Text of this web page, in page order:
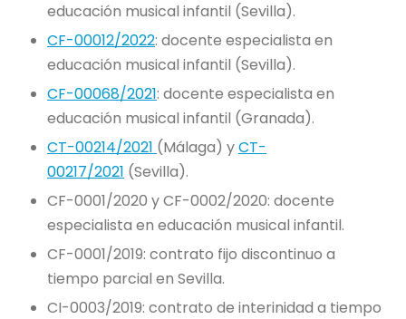
educación musical infantil (Sevilla).
CF-00012/2022: docente especialista en
educación musical infantil (Sevilla).
CF-00068/2021: docente especialista en
educación musical infantil (Granada).
CT-00214/2021 (Málaga) yCT-
00217/2021 (Sevilla).
CF-0001/2020 y CF-0002/2020: docente
especialista en educación musical infantil.
CF-0001/2019: contrato fijo discontinuo a
tiempo parcial en Sevilla.
CI-0003/2019: contrato de interinidad a tiempo